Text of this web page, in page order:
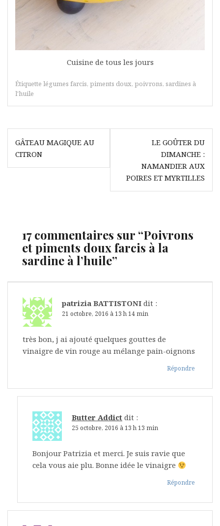
Cuisine de tous les jours
Étiquette légumes farcis, piments doux, poivrons, sardines à
l'huile
Navigation
de
l’article
GÂTEAU MAGIQUE AU
CITRON
LE GOÛTER DU
DIMANCHE :
NAMANDIER AUX
POIRES ET MYRTILLES
17 commentaires sur “Poivrons
et piments doux farcis à la
sardine à l’huile”
patrizia BATTISTONI dit :
21 octobre, 2016 à 13 h 14 min
très bon, j ai ajouté quelques gouttes de
vinaigre de vin rouge au mélange pain-oignons
Répondre
Butter Addict dit :
25 octobre, 2016 à 13 h 13 min
Bonjour Patrizia et merci. Je suis ravie que
cela vous aie plu. Bonne idée le vinaigre
Répondre